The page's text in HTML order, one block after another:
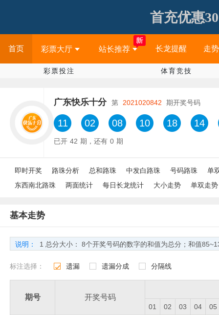
首充优惠
首页 彩票大厅 站长推荐 长龙提醒 走
彩票投注 体育竞技
广东快乐十分 第 2021020842 期开奖号码
11 02 08 10 18 14
已开 42 期，还有 0 期
即时开奖 路珠分析 总和路珠 中发白路珠 号码路珠
单
东西南北路珠
两面统计 每日长龙统计 大小走势 单双走势
基本走势
说明：
1 总分大小： 8个开奖号码的数字的和值为总分；和值
3 8个开奖号码的数字的和值为总分;总分值的个位数大于等于
5 分隔线：每五期使用分隔线，使横向导航更加清晰;
标注选择：
遗漏
遗漏分成
分隔线
期号 开奖号码
01 02 03 04 05